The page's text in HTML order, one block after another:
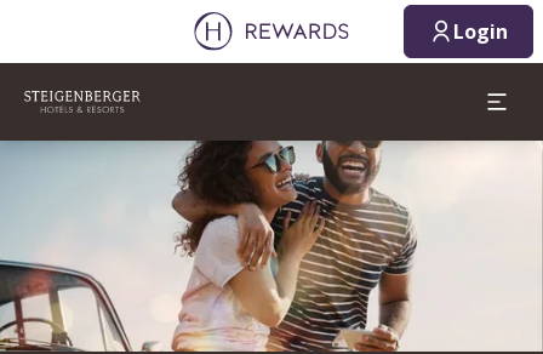
Login
Dia 1 von 1
08.08.2026
1 Zimmer ⋅ 1 Erwachsener